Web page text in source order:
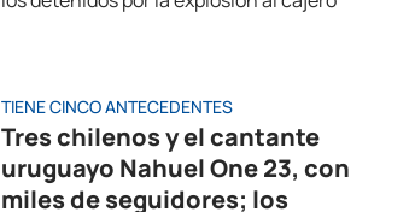
TIENE CINCO ANTECEDENTES
Tres chilenos y el cantante
uruguayo Nahuel One 23, con
miles de seguidores; los